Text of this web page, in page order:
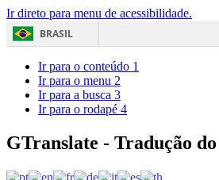
Ir direto para menu de acessibilidade.
BRASIL
Ir para o conteúdo 1
Ir para o menu 2
Ir para a busca 3
Ir para o rodapé 4
GTranslate - Tradução